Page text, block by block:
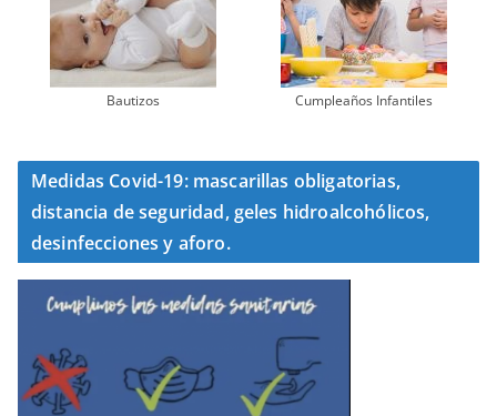
Bautizos Cumpleaños Infantiles
Medidas Covid-19: mascarillas obligatorias,
distancia de seguridad, geles hidroalcohólicos,
desinfecciones y aforo.